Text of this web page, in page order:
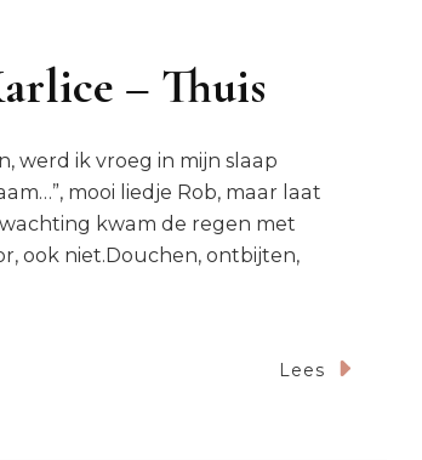
– Thuis
werd ik vroeg in mijn slaap
mooi liedje Rob, maar laat
kwam de regen met
ook niet.Douchen, ontbijten,
Lees